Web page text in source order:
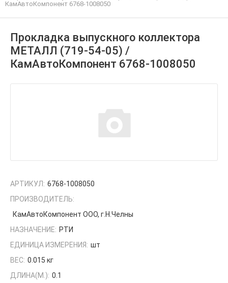
КамАвтоКомпонент 6768-1008050
Прокладка выпускного коллектора
МЕТАЛЛ (719-54-05) /
КамАвтоКомпонент 6768-1008050
АРТИКУЛ: 6768-1008050
ПРОИЗВОДИТЕЛЬ:
КамАвтоКомпонент ООО, г.Н.Челны
НАЗНАЧЕНИЕ: РТИ
ЕДИНИЦА ИЗМЕРЕНИЯ: шт
ВЕС: 0.015 кг
ДЛИНА(М.): 0.1